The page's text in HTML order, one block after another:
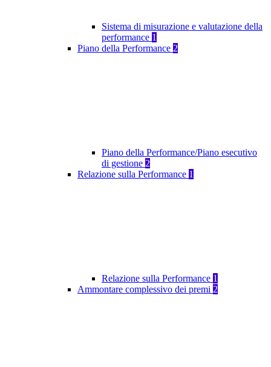
Sistema di misurazione e valutazione della
performance 1
Piano della Performance 2
Piano della Performance/Piano esecutivo
di gestione 2
Relazione sulla Performance 1
Relazione sulla Performance 1
Ammontare complessivo dei premi 2